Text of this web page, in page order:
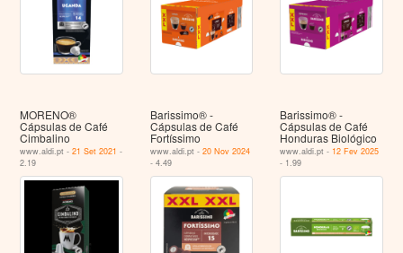
MORENO®
Cápsulas de Café
Cimbalino
www.aldi.pt -21 Set 2021 -
2.19
Barissimo® -
Cápsulas de Café
Fortíssimo
www.aldi.pt - 20 Nov 2024
- 4.49
Barissimo® -
Cápsulas de Café
Honduras Biológico
www.aldi.pt - 12 Fev 2025
- 1.99